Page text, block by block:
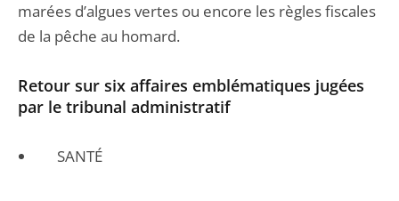
marées d’algues vertes ou encore les règles fiscales
de la pêche au homard.
Retour sur six affaires emblématiques jugées
par le tribunal administratif
SANTÉ